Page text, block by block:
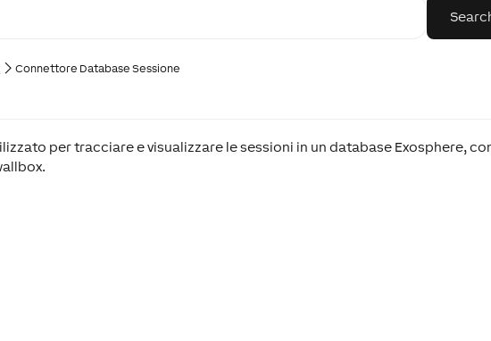
Connettore Database Sessione
per tracciare e visualizzare le sessioni in un database Exosphere,